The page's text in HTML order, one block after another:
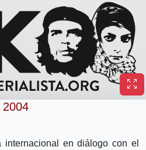
2004
internacional en diálogo con el